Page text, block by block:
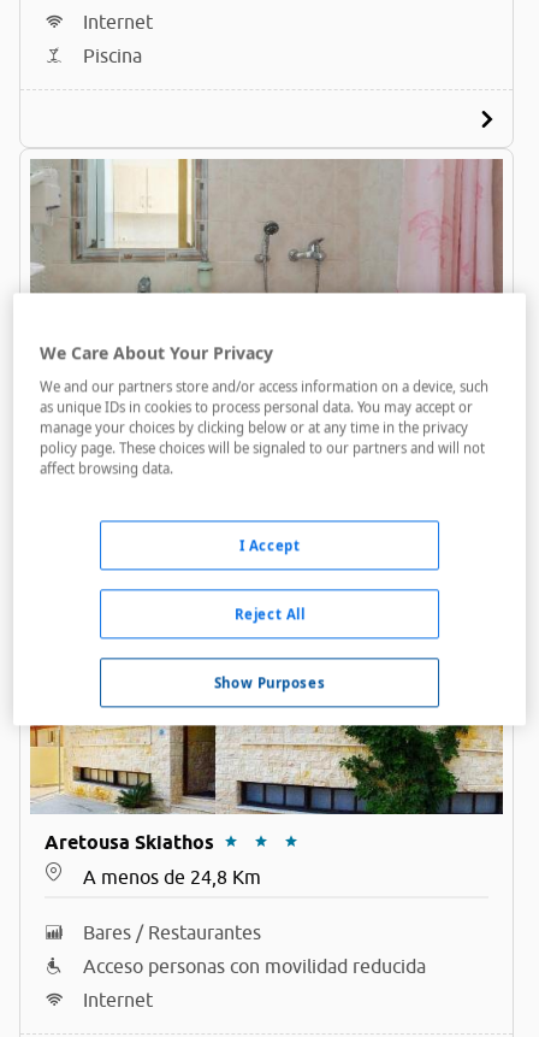
Internet
Piscina
A menos de 24,6 Km
Acceso personas con movilidad reducida
Piscina
Aretousa Skiathos
A menos de 24,8 Km
Bares / Restaurantes
Acceso personas con movilidad reducida
Internet
We Care About Your Privacy
We and our partners store and/or access information on a device, such
as unique IDs in cookies to process personal data. You may accept or
manage your choices by clicking below or at any time in the privacy
policy page. These choices will be signaled to our partners and will not
affect browsing data.
Show Purposes
Reject All
I Accept